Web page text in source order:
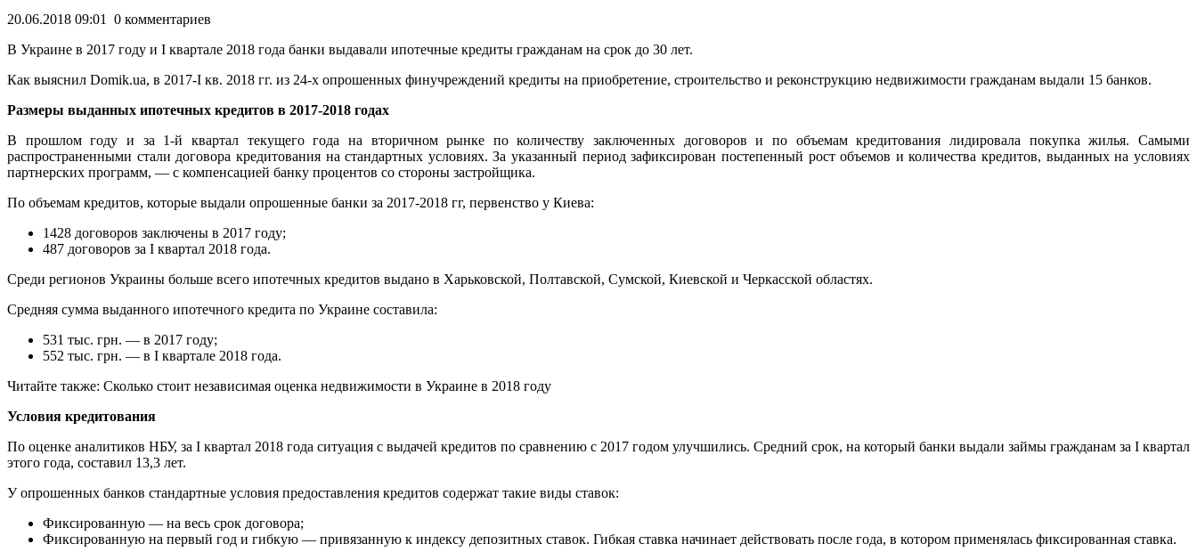
20.06.2018 09:01 0 комментариев
В Украине в 2017 году и І квартале 2018 года банки выдавали ипотечные кредиты гражданам на срок до 30 лет.
Как выяснил Domik.ua, в 2017-І кв. 2018 гг. из 24-х опрошенных финучреждений кредиты на приобретение, строительство и реконструкцию недвижимости гражданам выдали 15 банков.
Размеры выданных ипотечных кредитов в 2017-2018 годах
В прошлом году и за 1-й квартал текущего года на вторичном рынке по количеству заключенных договоров и по объемам кредитования лидировала покупка жилья. Самыми
распространенными стали договора кредитования на стандартных условиях. За указанный период зафиксирован постепенный рост объемов и количества кредитов, выданных на условиях
партнерских программ, — с компенсацией банку процентов со стороны застройщика.
По объемам кредитов, которые выдали опрошенные банки за 2017-2018 гг, первенство у Киева:
1428 договоров заключены в 2017 году;
487 договоров за І квартал 2018 года.
Среди регионов Украины больше всего ипотечных кредитов выдано в Харьковской, Полтавской, Сумской, Киевской и Черкасской областях.
Средняя сумма выданного ипотечного кредита по Украине составила:
531 тыс. грн. — в 2017 году;
552 тыс. грн. — в І квартале 2018 года.
Читайте также: Сколько стоит независимая оценка недвижимости в Украине в 2018 году
Условия кредитования
По оценке аналитиков НБУ, за І квартал 2018 года ситуация с выдачей кредитов по сравнению с 2017 годом улучшились. Средний срок, на который банки выдали займы гражданам за І квартал
этого года, составил 13,3 лет.
У опрошенных банков стандартные условия предоставления кредитов содержат такие виды ставок:
Фиксированную — на весь срок договора;
Фиксированную на первый год и гибкую — привязанную к индексу депозитных ставок. Гибкая ставка начинает действовать после года, в котором применялась фиксированная ставка.